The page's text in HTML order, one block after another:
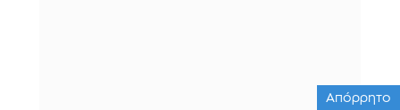
Απόρρητο